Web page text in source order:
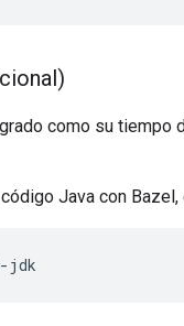
como su
Java con
jdk